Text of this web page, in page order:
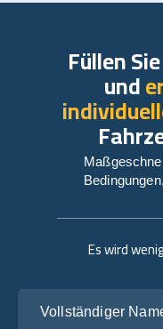
Es wird
Füllen
und